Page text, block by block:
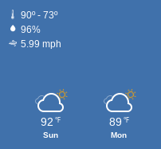
90º - 73º
96%
5.99 mph
92 ℉
Sun
89 ℉
Mon